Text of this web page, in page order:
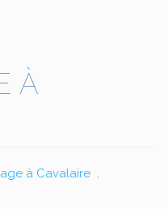
À
à Cavalaire ,